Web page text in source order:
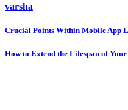
varsha
Post
navigation
Crucial Points Within Mobile App
How to Extend the Lifespan of